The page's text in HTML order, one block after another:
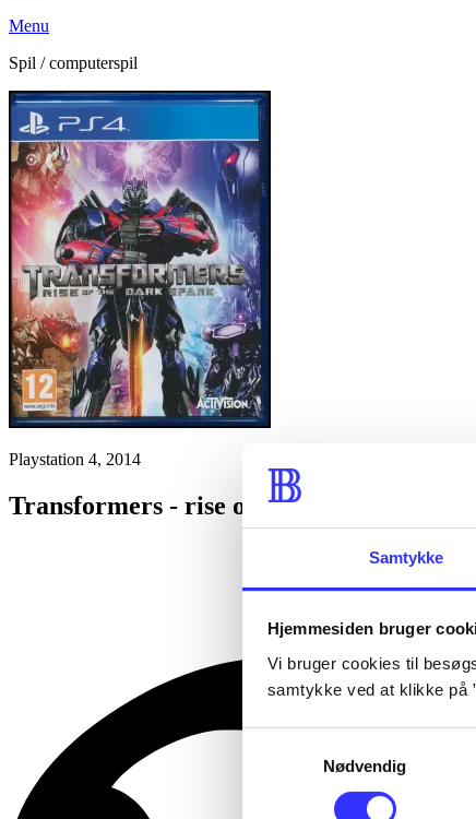
Samtykke
Hjemmesiden bruger
Vi bruger cookies til
samtykke ved at klikke på
Nødvendig
Menu
Spil / computerspil
Playstation 4, 2014
Transformers - rise of the dark spark